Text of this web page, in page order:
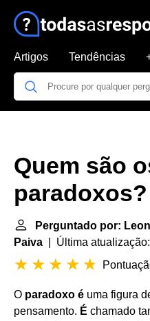
Artigos Tendências
Quem são
paradoxos?
Perguntado por:
Paiva | Última
O paradoxo é uma figura
pensamento. É chamado